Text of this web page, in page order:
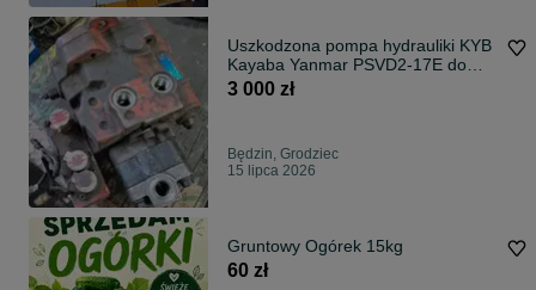
Uszkodzona pompa hydrauliki KYB
Kayaba Yanmar PSVD2-17E do
regeneracji
3 000 zł
Będzin, Grodziec
15 lipca 2026
Gruntowy Ogórek 15kg
60 zł